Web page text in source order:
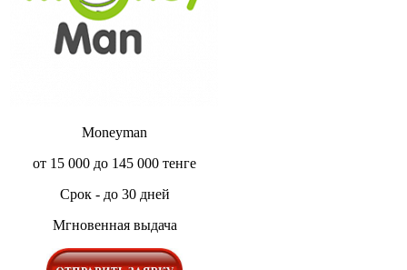
Moneyman
от 15 000 до 145 000 тенге
Срок - до 30 дней
Мгновенная выдача